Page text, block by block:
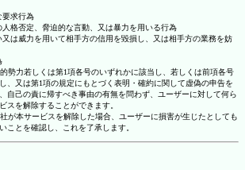
要求行為
格否定、脅迫的な言動、又は暴力を用いる行為
は威力を用いて相手方の信用を毀損し、又は相手方の業務を妨
勢力若しくは第1項各号のいずれかに該当し、若しくは前項各号
、又は第1項の規定にもとづく表明・確約に関して虚偽の申告を
自己の責に帰すべき事由の有無を問わず、ユーザーに対して何ら
スを解除することができます。
が本サービスを解除した場合、ユーザーに損害が生じたとしても
ことを確認し、これを了承します。